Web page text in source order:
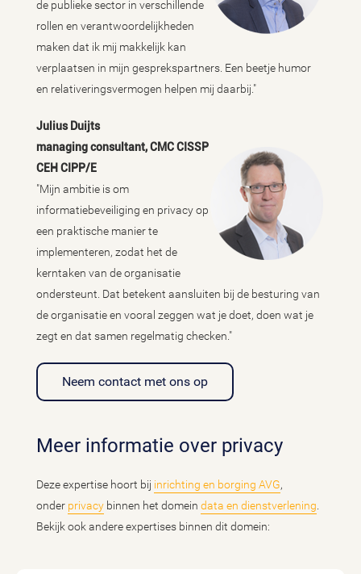
de publieke sector in verschillende
rollen en verantwoordelijkheden
maken dat ik mij makkelijk kan
verplaatsen in mijn gesprekspartners. Een beetje humor
en relativeringsvermogen helpen mij daarbij."
Julius Duijts
managing consultant, CMC CISSP
CEH CIPP/E
"Mijn ambitie is om
informatiebeveiliging en privacy op
een praktische manier te
implementeren, zodat het de
kerntaken van de organisatie
ondersteunt. Dat betekent aansluiten bij de besturing van
de organisatie en vooral zeggen wat je doet, doen wat je
zegt en dat samen regelmatig checken."
Neem contact met ons op
Meer informatie over privacy
Deze expertise hoort bij inrichting en borging AVG,
onder privacy binnen het domein data en dienstverlening
Bekijk ook andere expertises binnen dit domein: